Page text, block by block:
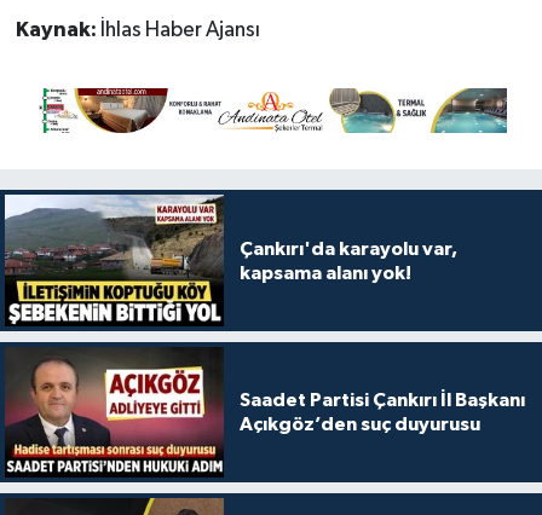
Kaynak: İhlas Haber Ajansı
Çankırı'da karayolu var,
kapsama alanı yok!
Saadet Partisi Çankırı İl Başkanı
Açıkgöz’den suç duyurusu